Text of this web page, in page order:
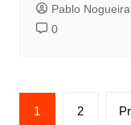
Pablo Nogueira
0
Paginação
1 2